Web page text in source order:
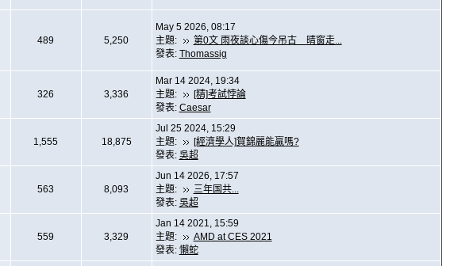
489 5,250
May 5 2026, 08:17
主題:
第0文 雨夜談心傷今吊古 晴窗走...
發表: Thomassig
326 3,336
Mar 14 2024, 19:34
主題:
[精]考試悖論
發表: Caesar
1,555 18,875
Jul 25 2024, 15:29
主題:
[經濟學人]賀錦麗能贏嗎?
發表: 吳超
563 8,093
Jun 14 2026, 17:57
主題:
三年国共...
發表: 吳超
559 3,329
Jan 14 2021, 15:59
主題:
AMD at CES 2021
發表: 懶蛇